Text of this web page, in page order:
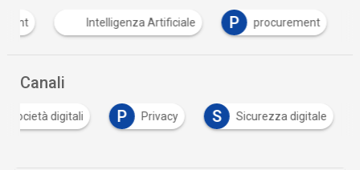
Intelligenza Artificiale P procurement T
Canali
società digitali P Privacy S Sicurezza digitale